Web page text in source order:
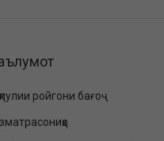
ройгони бағоҷ